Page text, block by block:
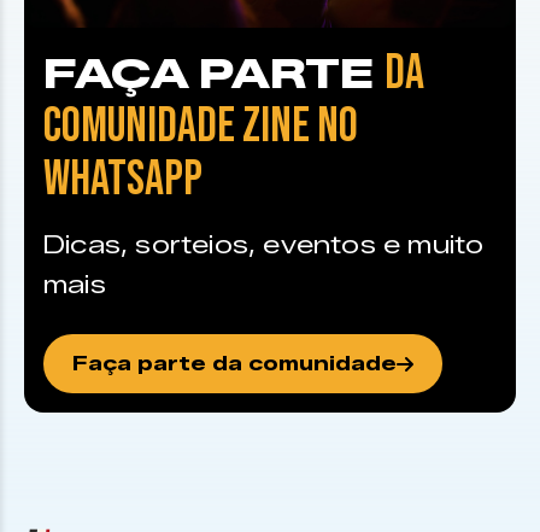
FAÇA PARTE DA
COMUNIDADE ZINE NO
WHATSAPP
Dicas, sorteios, eventos e muito
mais
Faça parte da comunidade